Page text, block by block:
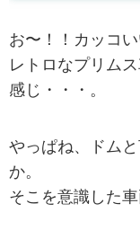
お〜！！カッコい
レトロなプリム
感じ・・・。
やっぱね、ドム
か。
そこを意識した